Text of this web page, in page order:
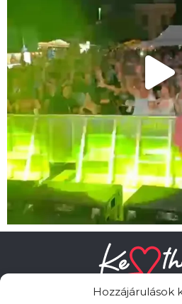
Hozzájárulások